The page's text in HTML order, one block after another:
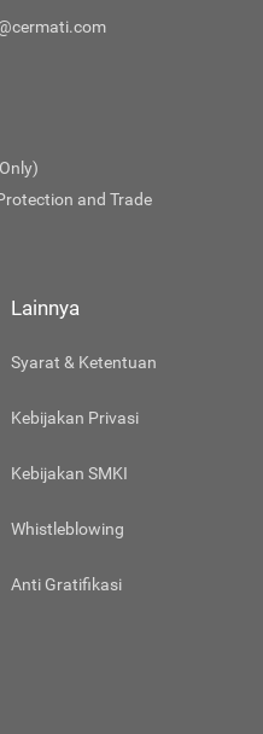
and Trade
Lainnya
Syarat & Ketentuan
Kebijakan Privasi
Kebijakan SMKI
Whistleblowing
Anti Gratifikasi